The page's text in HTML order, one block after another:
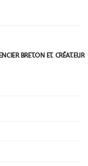
BRETON ET CRÉATEUR